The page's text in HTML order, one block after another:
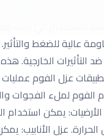
للضغط
التأثيرات
تطبيقات عزل
الفوم لملء
يمكن
عزل الأنابيب: